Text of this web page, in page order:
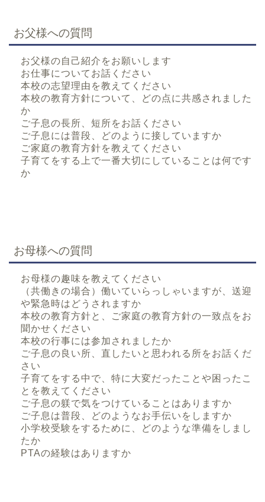
お父様への質問
お父様の自己紹介をお願いします
お仕事についてお話ください
本校の志望理由を教えてください
本校の教育方針について、どの点に共感されました
か
ご子息の長所、短所をお話ください
ご子息には普段、どのように接していますか
ご家庭の教育方針を教えてください
子育てをする上で一番大切にしていることは何です
か
お母様への質問
お母様の趣味を教えてください
（共働きの場合）働いていらっしゃいますが、送迎
や緊急時はどうされますか
本校の教育方針と、ご家庭の教育方針の一致点をお
聞かせください
本校の行事には参加されましたか
ご子息の良い所、直したいと思われる所をお話くだ
さい
子育てをする中で、特に大変だったことや困ったこ
とを教えてください
ご子息の躾で気をつけていることはありますか
ご子息は普段、どのようなお手伝いをしますか
小学校受験をするために、どのような準備をしまし
たか
PTAの経験はありますか